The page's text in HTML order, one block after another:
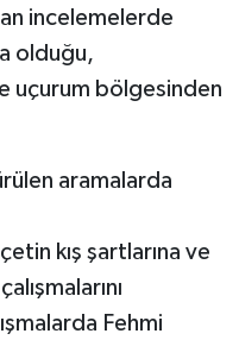
incelemelerde
olduğu,
uçurum bölgesinden
aramalarda
kış şartlarına ve
Fehmi